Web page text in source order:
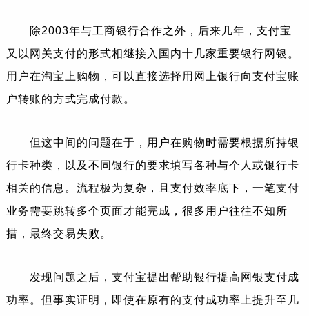
除2003年与工商银行合作之外，后来几年，支付宝
又以网关支付的形式相继接入国内十几家重要银行网银。
用户在淘宝上购物，可以直接选择用网上银行向支付宝账
户转账的方式完成付款。
但这中间的问题在于，用户在购物时需要根据所持银
行卡种类，以及不同银行的要求填写各种与个人或银行卡
相关的信息。流程极为复杂，且支付效率底下，一笔支付
业务需要跳转多个页面才能完成，很多用户往往不知所
措，最终交易失败。
发现问题之后，支付宝提出帮助银行提高网银支付成
功率。但事实证明，即使在原有的支付成功率上提升至几